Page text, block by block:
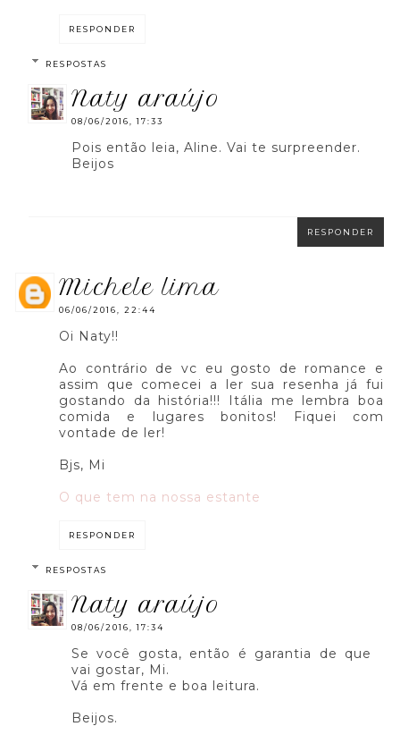
RESPONDER
RESPOSTAS
naty araújo
08/06/2016, 17:33
Pois então leia, Aline. Vai te surpreender.
Beijos
RESPONDER
michele lima
06/06/2016, 22:44
Oi Naty!!
Ao contrário de vc eu gosto de romance e
assim que comecei a ler sua resenha já fui
gostando da história!!! Itália me lembra boa
comida e lugares bonitos! Fiquei com
vontade de ler!
Bjs, Mi
O que tem na nossa estante
RESPONDER
RESPOSTAS
naty araújo
08/06/2016, 17:34
Se você gosta, então é garantia de que
vai gostar, Mi.
Vá em frente e boa leitura.
Beijos.